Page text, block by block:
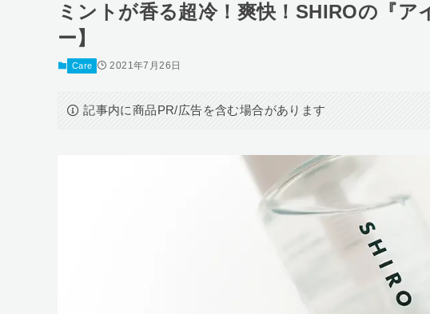
ミントが香る超冷！爽快！SHIROの『
ー】
Care 2021年7月26日
記事内に商品PR/広告を含む場合があります